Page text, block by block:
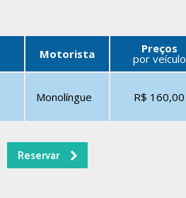
Motorista Preços
por veículo
Monolíngue R$ 160,00